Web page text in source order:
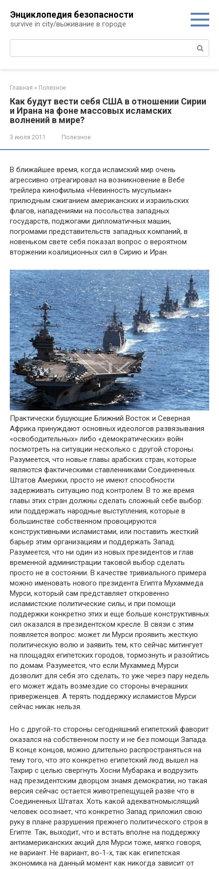
контенту
Энциклопедия безопасности
survive in city/выживание в городе
Поиск:
Главная » Полезное
Как будут вести себя США в отношении Сирии
и Ирана на фоне массовых исламских
волнений в мире?
3 июля 2011 Полезное
В ближайшее время, когда исламский мир очень
агрессивно отреагировал на возникновение в Вебе
трейлера кинофильма «Невинность мусульман»
прилюдным сжиганием американских и израильских
флагов, нападениями на посольства западных
государств, поджогами дипломатичных машин,
погромами представительств западных компаний, в
новеньком свете себя показал вопрос о вероятном
вторжении коалиционных сил в Сирию и Иран.
Практически бушующие Ближний Восток и Северная
Африка принуждают основных идеологов развязывания
«освободительных» либо «демократических» войн
посмотреть на ситуации несколько с другой стороны.
Разумеется, что новые главы арабских стран, которые
являются фактическими ставленниками Соединенных
Штатов Америки, просто не имеют способности
задерживать ситуацию под контролем. В то же время
главы этих стран должны сделать сложный себе выбор:
или поддержать народные выступления, которые в
большинстве собственном провоцируются
конструктивными исламистами, или поставить жесткий
барьер этим организациям и поддержать Запад.
Разумеется, что ни один из новых президентов и глав
временной администрации таковой выбор сделать
просто не в состоянии. В качестве тривиального примера
можно именовать нового президента Египта Мухаммеда
Мурси, который сам представляет откровенно
исламистские политические силы, и при помощи
поддержки конкретно этих и еще больше конструктивных
сил оказался в президентском кресле. В связи с этим
появляется вопрос: может ли Мурси проявить жесткую
политическую волю и заявить тем, кто сейчас митингует
на площадях египетских городов, тормознуть и разойтись
по домам. Разумеется, что если Мухаммед Мурси
дозволит для себя это сделать, то уже через пару недель
его может ждать возмездие со стороны вчерашних
приверженцев. А терять поддержку исламистов Мурси
сейчас никак нельзя.
Но с другой-то стороны сегодняшний египетский фаворит
оказался на собственном посту и не без помощи Запада.
В конце концов, можно длительно распространяться на
тему того, что это конкретно египетский люд вышел на
Тахрир с целью свергнуть Хосни Мубарака и водрузить
над президентским дворцом знамя демократии, но такая
версия сейчас остается животрепещущей разве что в
Соединенных Штатах. Хоть какой адекватномыслящий
человек осознает, что конкретно Запад приложил свою
руку в плане разрушения прежнего политического строя в
Египте. Так, выходит, что и встать вполне на поддержку
антиамериканских акций для Мурси тоже, мягко говоря,
не вариант. Не вариант, во-1-х, так как египетская
экономика на данный момент как никогда зависит от